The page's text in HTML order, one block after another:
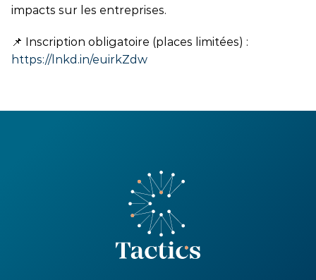
impacts sur les entreprises.
📌 Inscription obligatoire (places limitées) :
https://lnkd.in/euirkZdw